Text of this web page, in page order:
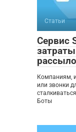
Статьи
Сервис
Компаниям,
или звонки
Боты